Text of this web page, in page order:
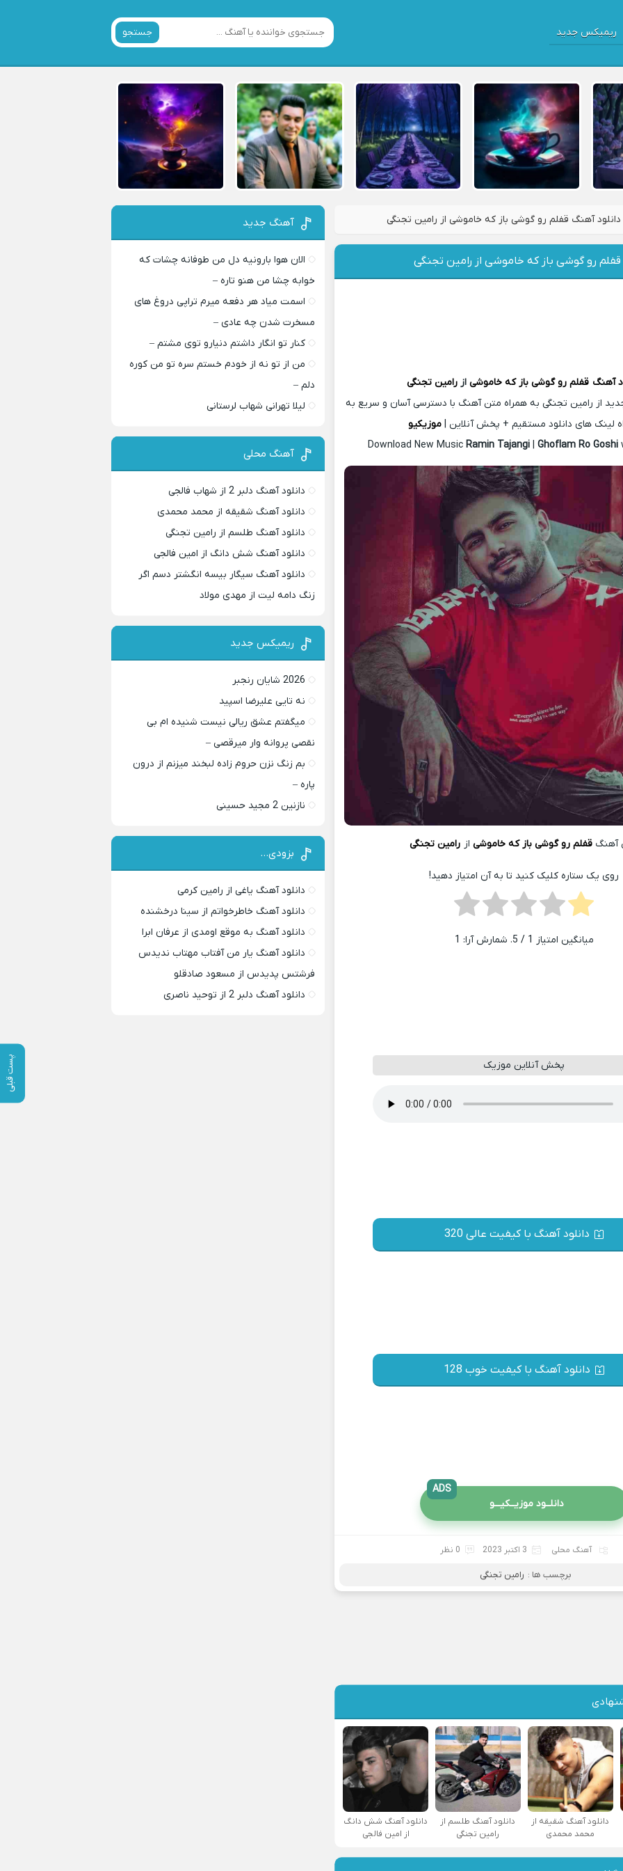
ریمیکس جدید جستجو
دانلود آهنگ قفلم رو گوشی باز که خاموشی از رامین تجنگی
پست قبلی
قفلم رو گوشی باز که خاموشی از رامین تجنگی
آهنگ قفلم رو گوشی باز که خاموشی ازرامین تجنگی
از رامین تجنگی به همراه متن آهنگ با دسترسی آسان و سریع به
لینک های دانلود مستقیم + پخش آنلاین |موزیکیو
Download New MusicRamin Tajangi |Ghoflam Ro Goshi
آهنگ قفلم رو گوشی باز که خاموشی از رامین تجنگی
روی یک ستاره کلیک کنید تا به آن امتیاز دهید!
میانگین امتیاز 1 / 5. شمارش آرا: 1
پخش آنلاین موزیک
دانلود آهنگ با کیفیت عالی 320
دانلود آهنگ با کیفیت خوب 128
دانلــود موزیــکیـــو
ADS
آهنگ محلی 3 اکتبر 2023 0 نظر
برچسب ها : رامین تجنگی
دانلود آهنگ شقیقه از
محمد محمدی
دانلود آهنگ طلسم از
رامین تجنگی
دانلود آهنگ شش دانگ
از امین فالجی
آهنگ جدید
الان هوا بارونیه دل من طوفانه چشات که
خوابه چشا من هنو تاره –
اسمت میاد هر دفعه میرم تراپی دروغ‌ های
مسخرت شدن چه عادی –
کنار تو انگار داشتم دنیارو توی مشتم –
من از تو نه از خودم خستم سره تو من کوره
دلم –
لیلا تهرانی شهاب لرستانی
آهنگ محلی
دانلود آهنگ دلبر 2 از شهاب فالجی
دانلود آهنگ شقیقه از محمد محمدی
دانلود آهنگ طلسم از رامین تجنگی
دانلود آهنگ شش دانگ از امین فالجی
دانلود آهنگ سیگار بیسه انگشتر دسم اگر
زنگ دامه لیت از مهدی مولاد
ریمیکس جدید
2026 شایان رنجبر
نه تایی علیرضا اسپید
میگفتم عشق ریالی نیست شنیده ام بی
نقصی پروانه وار میرقصی –
بم زنگ نزن حروم زاده لبخند میزنم از درون
پاره –
نازنین 2 مجید حسینی
بزودی…
دانلود آهنگ یاغی از رامین کرمی
دانلود آهنگ خاطرخواتم از سینا درخشنده
دانلود آهنگ به موقع اومدی از عرفان ابرا
دانلود آهنگ یار من آفتاب مهتاب ندیدس
فرشتس پدیدس از مسعود صادقلو
دانلود آهنگ دلبر 2 از توحید ناصری